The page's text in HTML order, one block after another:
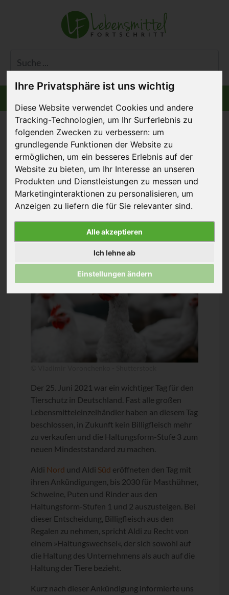
Ihre Privatsphäre ist uns wichtig
Diese Website verwendet Cookies und andere
Tracking-Technologien, um Ihr Surferlebnis zu
folgenden Zwecken zu verbessern: um
grundlegende Funktionen der Website zu
ermöglichen, um ein besseres Erlebnis auf der
Website zu bieten, um Ihr Interesse an unseren
Produkten und Dienstleistungen zu messen und
Marketinginteraktionen zu personalisieren, um
Anzeigen zu liefern die für Sie relevanter sind.
Alle akzeptieren
Ich lehne ab
Einstellungen ändern
Wegweisende
Entwicklungen im LEH
und Tierschutz
Der 25. Juni 2021 war ein wichtiger Tag für den
Tierschutz in Deutschland. Fast alle großen
Lebensmitteleinzelhändler haben an diesem Tag
beschlossen, in Zukunft kein Billigfleisch mehr
zu verkaufen und die Haltungsform-Stufe 3 zum
neuen Mindeststandard zu machen.
Aldi Nord und Aldi Süd eröffneten den Tag mit
ihren Ankündigungen, bis 2030 für Masthühner,
Schweine, Puten und Rinder aus den
Haltungsform-Stufen 1 und 2 auszusteigen. Bei
dieser Entscheidung, Billigfleisch aus den
Regalen zu nehmen, spricht Aldi zu Recht von
einem »Haltungswechsel«, der sich sowohl auf
die Haltung des Unternehmens als auch auf die
Haltung der Tiere bezieht.
Kurz nach dieser Ankündigung informierte uns